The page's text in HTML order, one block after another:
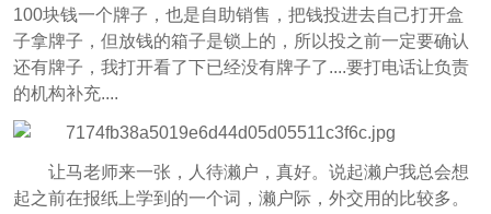
100块钱一个牌子，也是自助销售，把钱投进去自己打开盒
子拿牌子，但放钱的箱子是锁上的，所以投之前一定要确认
还有牌子，我打开看了下已经没有牌子了....要打电话让负责
的机构补充....
让马老师来一张，人待濑户，真好。说起濑户我总会想
起之前在报纸上学到的一个词，濑户际，外交用的比较多。